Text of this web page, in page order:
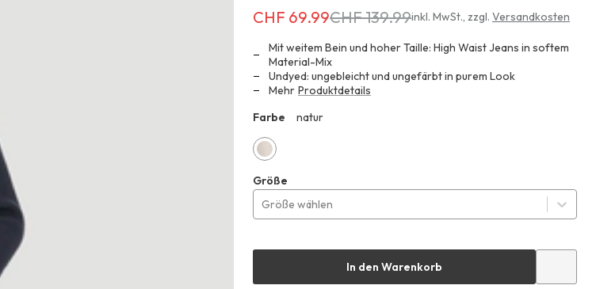
Erhältlich
CHF 69.99
anstatt
CHF 139.99
CHF 69.99CHF 139.99inkl. MwSt.,zzgl. Versandkosten
Mit weitem Bein und hoher Taille: High Waist Jeans in softem
Material-Mix
Undyed: ungebleicht und ungefärbt in purem Look
Mehr Produktdetails
Farbe
natur
Größe
Größe wählen
In den Warenkorb